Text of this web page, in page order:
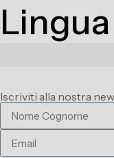
Lingua
Iscriviti alla nostra